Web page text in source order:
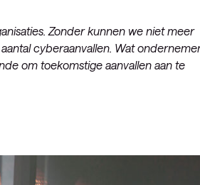
Zonder kunnen we niet meer
cyberaanvallen. Wat
om toekomstige aanvallen aan te